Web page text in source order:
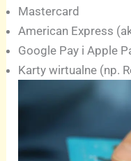
Mastercard
American Express
Google Pay i Apple
Karty wirtualne (np.